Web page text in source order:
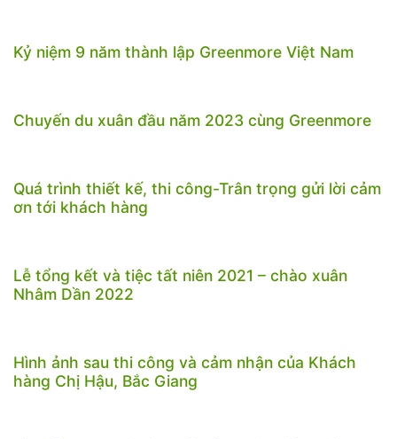
Kỷ niệm 9 năm thành lập Greenmore Việt Nam
Chuyến du xuân đầu năm 2023 cùng Greenmore
Quá trình thiết kế, thi công-Trân trọng gửi lời cảm
ơn tới khách hàng
Lễ tổng kết và tiệc tất niên 2021 – chào xuân
Nhâm Dần 2022
Hình ảnh sau thi công và cảm nhận của Khách
hàng Chị Hậu, Bắc Giang